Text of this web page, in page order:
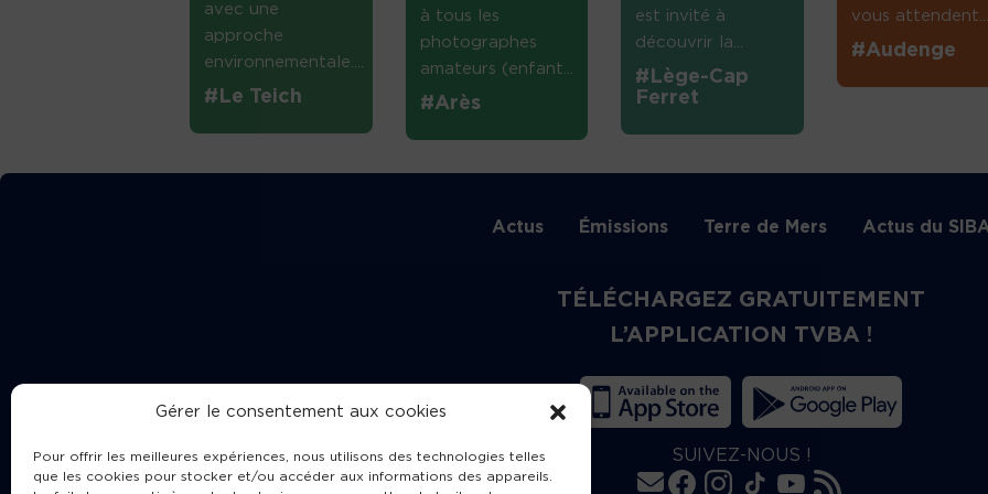
Gérer le consentement aux cookies
Pour offrir les meilleures expériences, nous utilisons des technologies telles
que les cookies pour stocker et/ou accéder aux informations des appareils.
avec une
approche
environnementale....
#Le Teich
à tous les
photographes
amateurs (enfant...
#Arès
est invité à
découvrir la...
#Lège-Cap
Ferret
vous
#Audenge
Actus Émissions Terre de Mers Actus du
TÉLÉCHARGEZ GRATUITEMENT
L’APPLICATION TVBA !
SUIVEZ-NOUS !